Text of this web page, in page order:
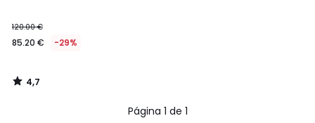
120.00 €
85.20 € -29%
4,7
/
Página 1 de 1